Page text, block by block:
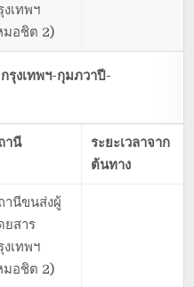
งเทพฯ
มอชิต 2)
รุงเทพฯ-กุมภวาปี-
านี
ระยะเวลาจาก
ต้นทาง
านีขนส่งผู้
ยสาร
งเทพฯ
มอชิต 2)